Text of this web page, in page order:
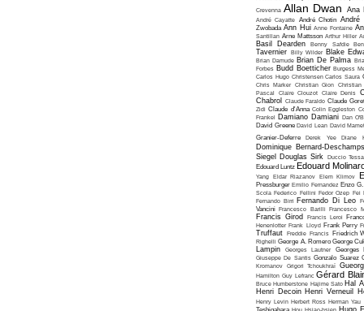
Crevenna Allan Dwan Ana
André Cayatte André Chotin André
Zwobada Ann Hui Anne Fontaine
Santillan Arne Mattsson Arthur Hiller
Basil Dearden Benny Safdie
Tavernier Billy Wilder Blake
Brian Damude Brian De Palma
Forbes Budd Boetticher Burgess
Carlos Hugo Christensen Carlos Saura
Chris Marker Christian Gion Christian
Pascal
Claire Clouzot Claire Denis
Chabrol
Claude Faraldo Claude
Zidi Claude d'Anna Colin Eggleston
Frankel Damiano Damiani Dan
David Greene David Lean David
Granier-Deferre
Derek Yee Diane
Dominique Bernard-
Siegel
Douglas Sirk Duccio
Edouard Luntz Edouard
Yang Eldar Riazanov Elem Klimov
Pressburger Emilio Fernandez Enzo
Scola Federico Fellini Fedor Ozep Fei
Fernando Birri Fernando Di Leo
Vancini Francesco Barilli Francesco
Francis Girod Francis Leroi
Henenlotter Frank Lloyd Frank Perry
Truffaut Freddie Francis Friedrich
Righelli George A. Romero George
Lampin Georges Lautner
Georges
Giuseppe De Santis Gonzalo Suarez
Kromanov Grigori Tchoukhraï
Hamilton Guy Lefranc Gérard
Bruce Humberstone Hajime Sato Hal
Henri Decoin Henri Verneuil
Henry Levin Herbert Ross Herman Yau
Hugo